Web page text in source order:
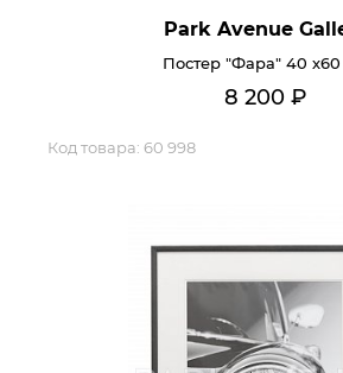
Park Avenue
Постер "Фара" 40 х60
8 200 ₽
Код товара: 60 998